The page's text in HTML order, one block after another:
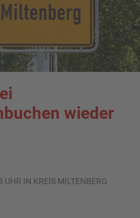
wieder
IN KREIS MILTENBERG